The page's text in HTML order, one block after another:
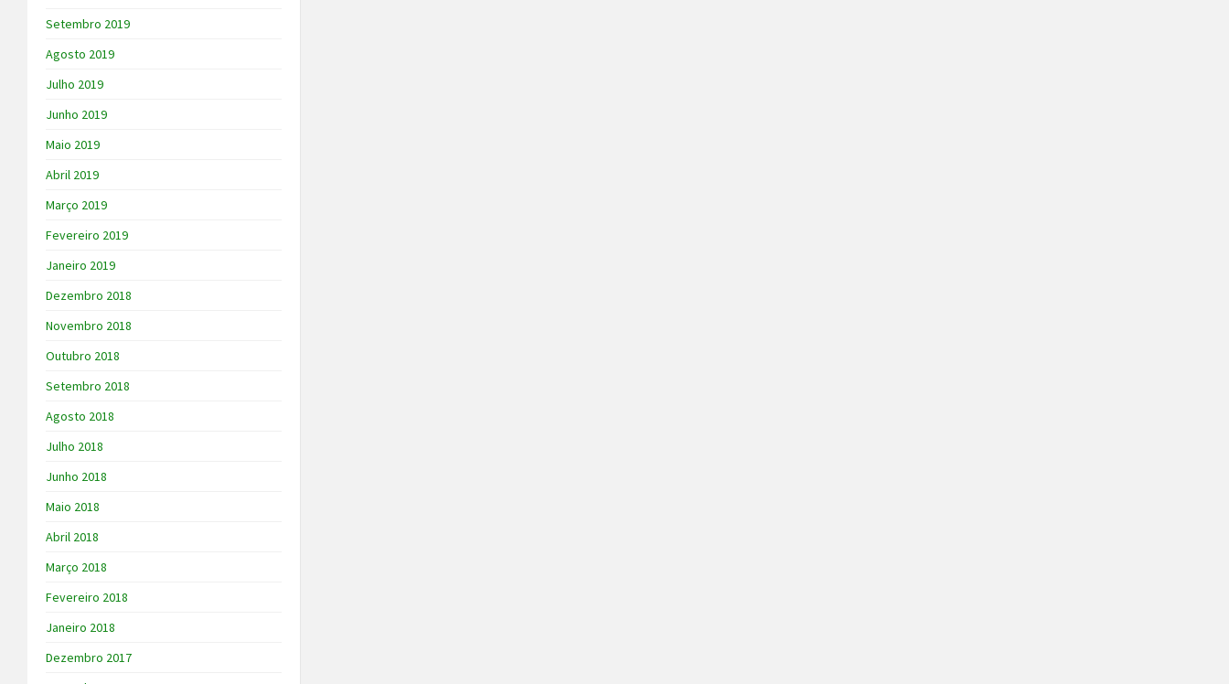
Setembro 2019
Agosto 2019
Julho 2019
Junho 2019
Maio 2019
Abril 2019
Março 2019
Fevereiro 2019
Janeiro 2019
Dezembro 2018
Novembro 2018
Outubro 2018
Setembro 2018
Agosto 2018
Julho 2018
Junho 2018
Maio 2018
Abril 2018
Março 2018
Fevereiro 2018
Janeiro 2018
Dezembro 2017